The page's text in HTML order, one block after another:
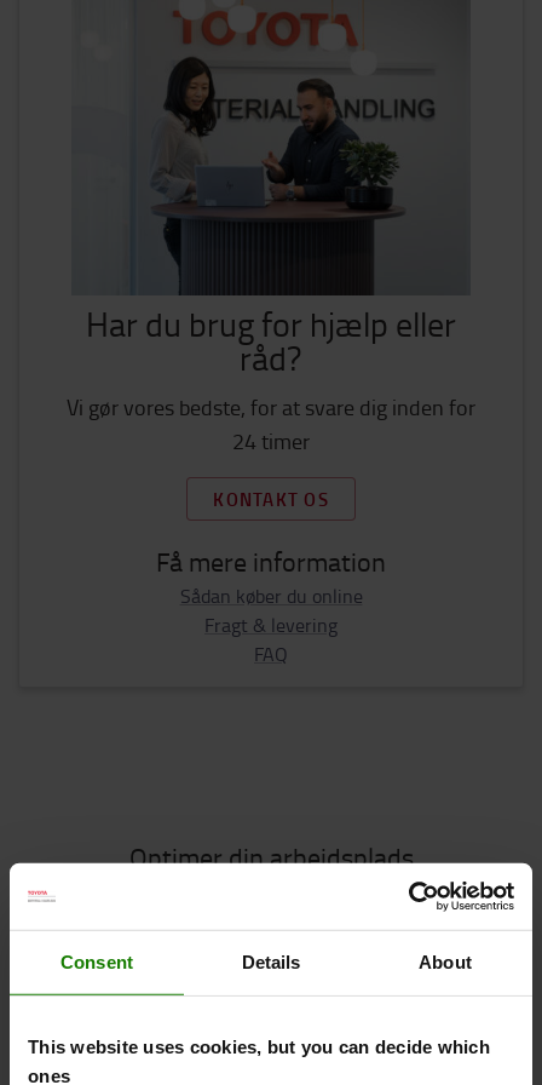
Consent Details About
This website uses cookies, but you can decide which
ones
Har du brug for hjælp eller
råd?
Vi gør vores bedste, for at svare dig inden for
24 timer
KONTAKT OS
Få mere information
Sådan køber du online
Fragt & levering
FAQ
Optimer din arbejdsplads
Essentielt tilbehør
Vi anbefaler